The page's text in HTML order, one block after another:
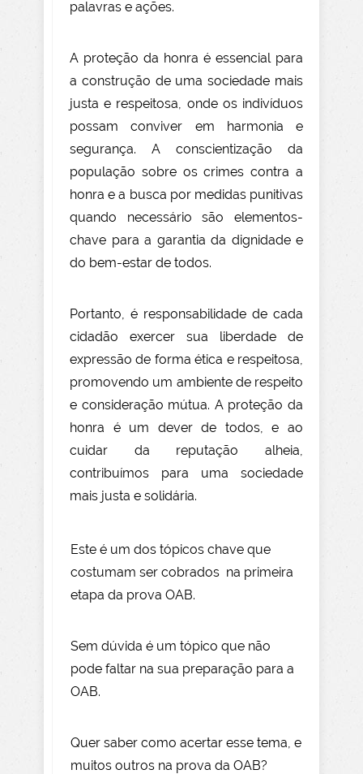
palavras e ações.
A proteção da honra é essencial para
a construção de uma sociedade mais
justa e respeitosa, onde os indivíduos
possam conviver em harmonia e
segurança. A conscientização da
população sobre os crimes contra a
honra e a busca por medidas punitivas
quando necessário são elementos-
chave para a garantia da dignidade e
do bem-estar de todos.
Portanto, é responsabilidade de cada
cidadão exercer sua liberdade de
expressão de forma ética e respeitosa,
promovendo um ambiente de respeito
e consideração mútua. A proteção da
honra é um dever de todos, e ao
cuidar da reputação alheia,
contribuímos para uma sociedade
mais justa e solidária.
Este é um dos tópicos chave que
costumam ser cobrados na primeira
etapa da prova OAB.
Sem dúvida é um tópico que não
pode faltar na sua preparação para a
OAB.
Quer saber como acertar esse tema, e
muitos outros na prova da OAB?